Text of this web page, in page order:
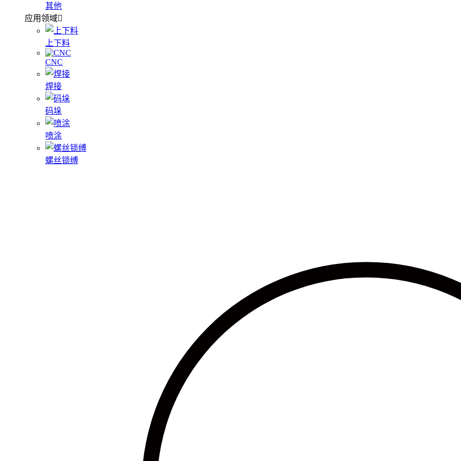
其他
应用领域
上下料
CNC
焊接
码垛
喷涂
螺丝锁缚